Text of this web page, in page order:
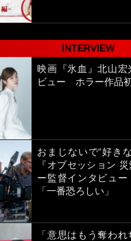
INTERVIEW
映画『氷血』北山宏
ビュー ホラー作品
おまじないで“好き
『オブセッション
ー監督インタビュ
「一番恐ろしい」
「意思はもう奪わ